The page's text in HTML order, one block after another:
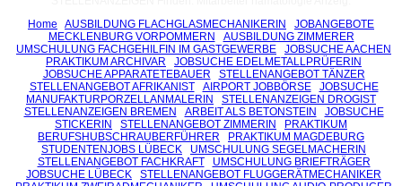
Home
AUSBILDUNG FLACHGLASMECHANIKERIN
JOBANGEBOTE
MECKLENBURG VORPOMMERN
AUSBILDUNG ZIMMERER
UMSCHULUNG FACHGEHILFIN IM GASTGEWERBE
JOBSUCHE AACHEN
PRAKTIKUM ARCHIVAR
JOBSUCHE EDELMETALLPRÜFERIN
JOBSUCHE APPARATETEBAUER
STELLENANGEBOT TÄNZER
STELLENANGEBOT AFRIKANIST
AIRPORT JOBBÖRSE
JOBSUCHE
MANUFAKTURPORZELLANMALERIN
STELLENANZEIGEN DROGIST
STELLENANZEIGEN BREMEN
ARBEIT ALS BETONSTEIN
JOBSUCHE
STICKERIN
STELLENANGEBOT ZIMMERIN
PRAKTIKUM
BERUFSHUBSCHRAUBERFÜHRER
PRAKTIKUM MAGDEBURG
STUDENTENJOBS LÜBECK
UMSCHULUNG SEGELMACHERIN
STELLENANGEBOT FACHKRAFT
UMSCHULUNG BRIEFTRÄGER
JOBSUCHE LÜBECK
STELLENANGEBOT FLUGGERÄTMECHANIKER